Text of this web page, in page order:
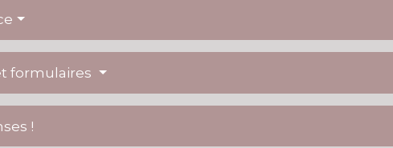
formulaires
!